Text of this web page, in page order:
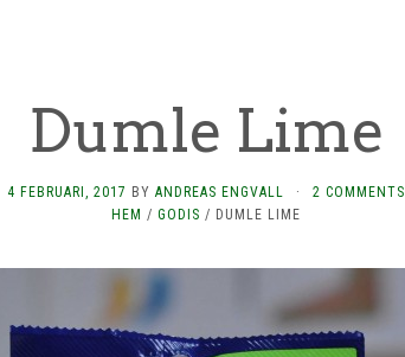
Dumle Lime
4 FEBRUARI, 2017 BY ANDREAS ENGVALL ·
2 COMMENTS
HEM / GODIS / DUMLE LIME